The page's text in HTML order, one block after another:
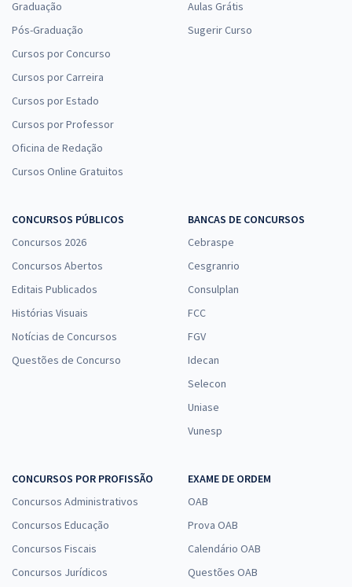
Graduação
Pós-Graduação
Cursos por Concurso
Cursos por Carreira
Cursos por Estado
Cursos por Professor
Oficina de Redação
Cursos Online Gratuitos
Aulas Grátis
Sugerir Curso
CONCURSOS PÚBLICOS
Concursos 2026
Concursos Abertos
Editais Publicados
Histórias Visuais
Notícias de Concursos
Questões de Concurso
BANCAS DE CONCURSOS
Cebraspe
Cesgranrio
Consulplan
FCC
FGV
Idecan
Selecon
Uniase
Vunesp
CONCURSOS POR PROFISSÃO
Concursos Administrativos
Concursos Educação
Concursos Fiscais
Concursos Jurídicos
EXAME DE ORDEM
OAB
Prova OAB
Calendário OAB
Questões OAB